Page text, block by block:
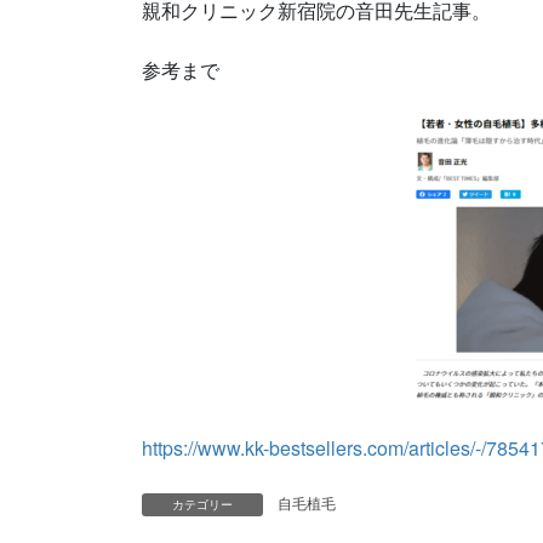
親和クリニック新宿院の音田先生記事。
参考まで
https://www.kk-bestsellers.com/articles/-/
カテゴリー 自毛植毛